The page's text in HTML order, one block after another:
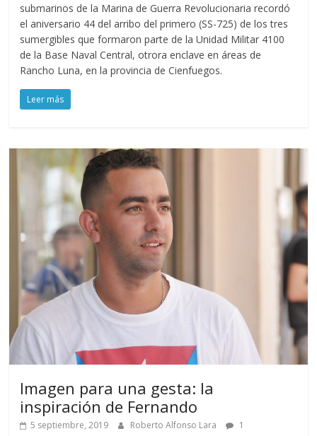
submarinos de la Marina de Guerra Revolucionaria recordó
el aniversario 44 del arribo del primero (SS-725) de los tres
sumergibles que formaron parte de la Unidad Militar 4100
de la Base Naval Central, otrora enclave en áreas de
Rancho Luna, en la provincia de Cienfuegos.
Leer más
Imagen para una gesta: la
inspiración de Fernando
5 septiembre, 2019 Roberto Alfonso Lara
1